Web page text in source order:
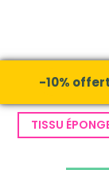
-10%
TISSU